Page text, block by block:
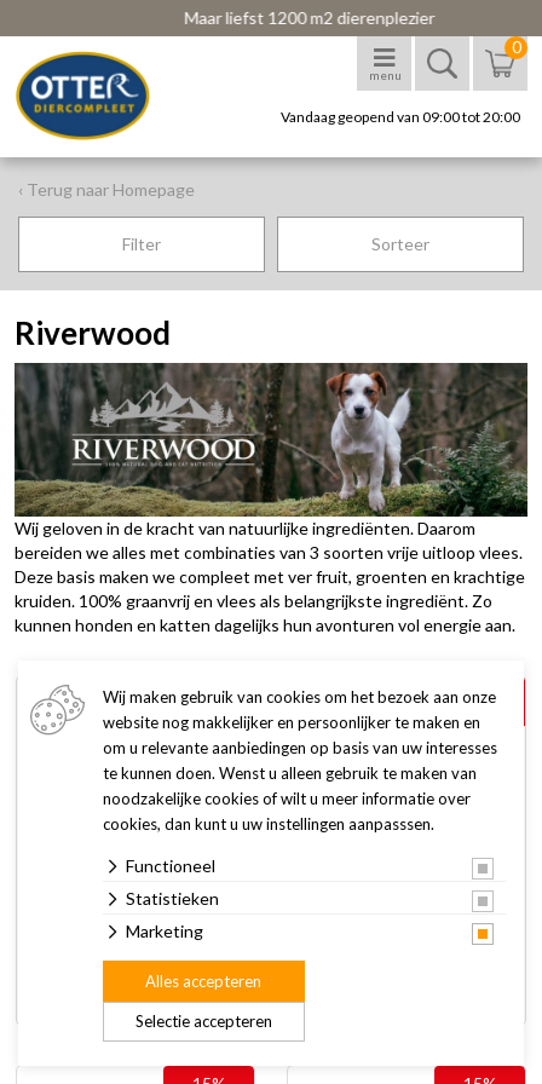
Maar liefst 1200 m2 dierenplezier
menu
0
Vandaag geopend van 09:00 tot 20:00
‹ Terug naar Homepage
Filter Sorteer
Riverwood
Wij geloven in de kracht van natuurlijke ingrediënten. Daarom
bereiden we alles met combinaties van 3 soorten vrije uitloop vlees.
Deze basis maken we compleet met ver fruit, groenten en krachtige
kruiden. 100% graanvrij en vlees als belangrijkste ingrediënt. Zo
kunnen honden en katten dagelijks hun avonturen vol energie aan.
15%
korting
Riverwood Hond
Droogvoer 2 kg
18,35
9 varianten
15%
Riverwood Hond Natvoer
Blikken en Worsten
Wij maken gebruik van cookies om het bezoek aan onze
website nog makkelijker en persoonlijker te maken en
om u relevante aanbiedingen op basis van uw interesses
te kunnen doen. Wenst u alleen gebruik te maken van
noodzakelijke cookies of wilt u meer informatie over
cookies, dan kunt u uw instellingen aanpasssen.
Functioneel
Statistieken
Marketing
Selectie accepteren
Alles accepteren